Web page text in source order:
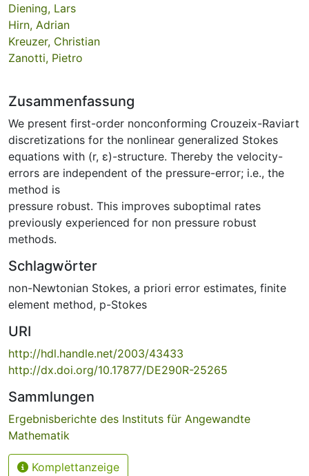
Diening, Lars
Hirn, Adrian
Kreuzer, Christian
Zanotti, Pietro
Zusammenfassung
We present first-order nonconforming Crouzeix-Raviart
discretizations for the nonlinear generalized Stokes
equations with (r, ε)-structure. Thereby the velocity-
errors are independent of the pressure-error; i.e., the
method is
pressure robust. This improves suboptimal rates
previously experienced for non pressure robust
methods.
Schlagwörter
non-Newtonian Stokes, a priori error estimates, finite
element method, p-Stokes
URI
http://hdl.handle.net/2003/43433
http://dx.doi.org/10.17877/DE290R-25265
Sammlungen
Ergebnisberichte des Instituts für Angewandte
Mathematik
Komplettanzeige